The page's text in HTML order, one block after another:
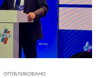
ОПУБЛИКОВАНО